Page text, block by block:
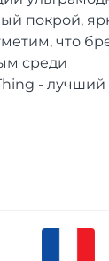
покрой,
что
среди
- лучший